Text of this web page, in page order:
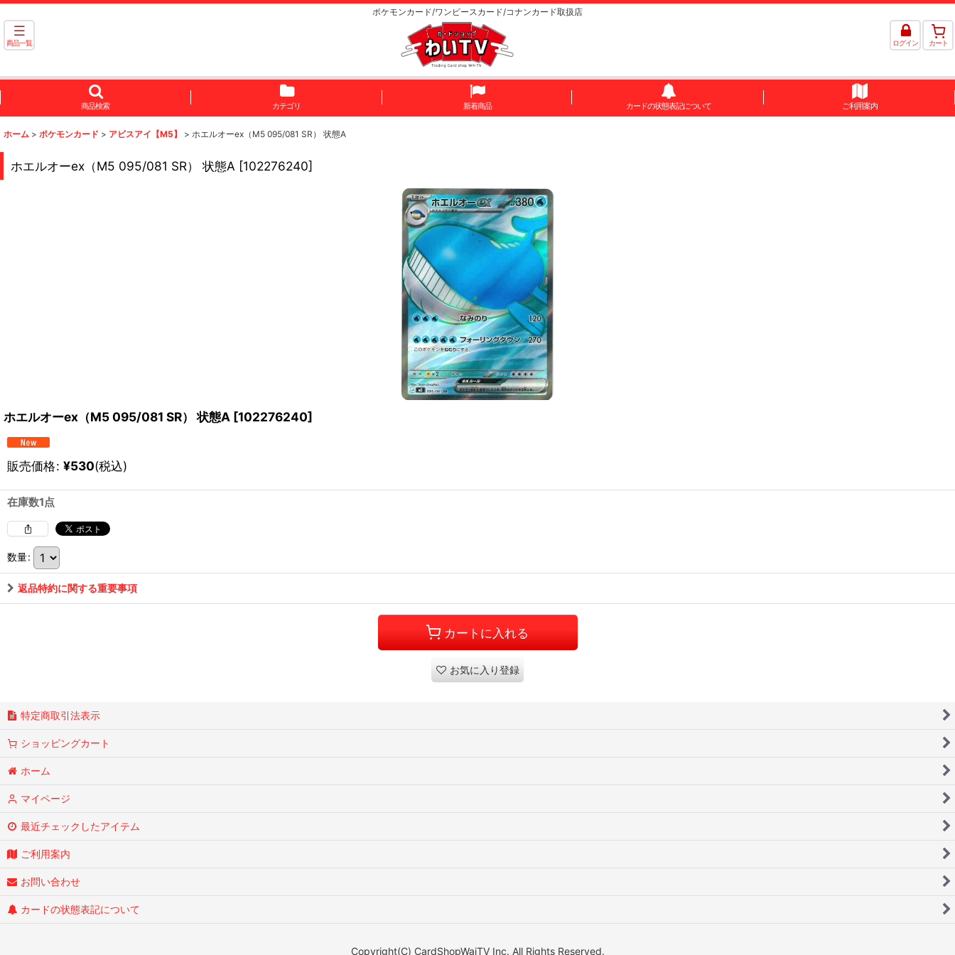
ポケモンカード/ワンピースカード/コナンカード取扱店
商品一覧 ログイン カート
商品検索 カテゴリ 新着商品 カードの状態表記について ご利用案内
ホーム > ポケモンカード > アビスアイ【M5】 > ホエルオーex（M5 095/081 SR） 状態A
ホエルオーex（M5 095/081 SR） 状態A [102276240]
ホエルオーex（M5 095/081 SR） 状態A [102276240]
販売価格: ¥530(税込)
在庫数1点
数量:
返品特約に関する重要事項
カートに入れる
お気に入り登録
特定商取引法表示
ショッピングカート
ホーム
マイページ
最近チェックしたアイテム
ご利用案内
お問い合わせ
カードの状態表記について
Copyright(C) CardShopWaiTV Inc. All Rights Reserved.